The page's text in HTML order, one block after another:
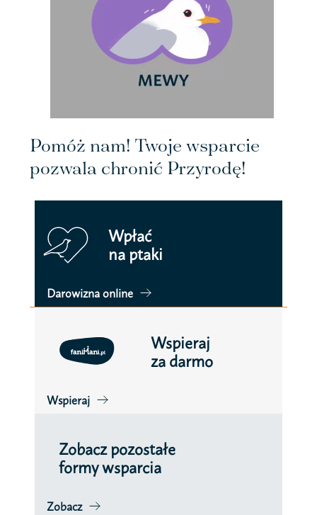
Pomóż nam! Twoje wsparcie
pozwala chronić Przyrodę!
Wpłać
na ptaki
Darowizna online
Wspieraj
za darmo
Wspieraj
Zobacz pozostałe
formy wsparcia
Zobacz